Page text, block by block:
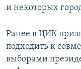
и некоторых
Ранее в ЦИК
подходить к
выборами